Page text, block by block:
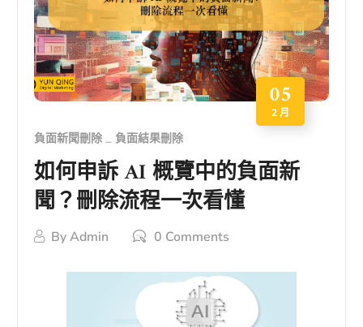
05
2 月
負面新聞刪除 負面結果刪除
如何申訴 AI 概覽中的負面新
聞？刪除流程一次看懂
ByAdmin 0 Comments